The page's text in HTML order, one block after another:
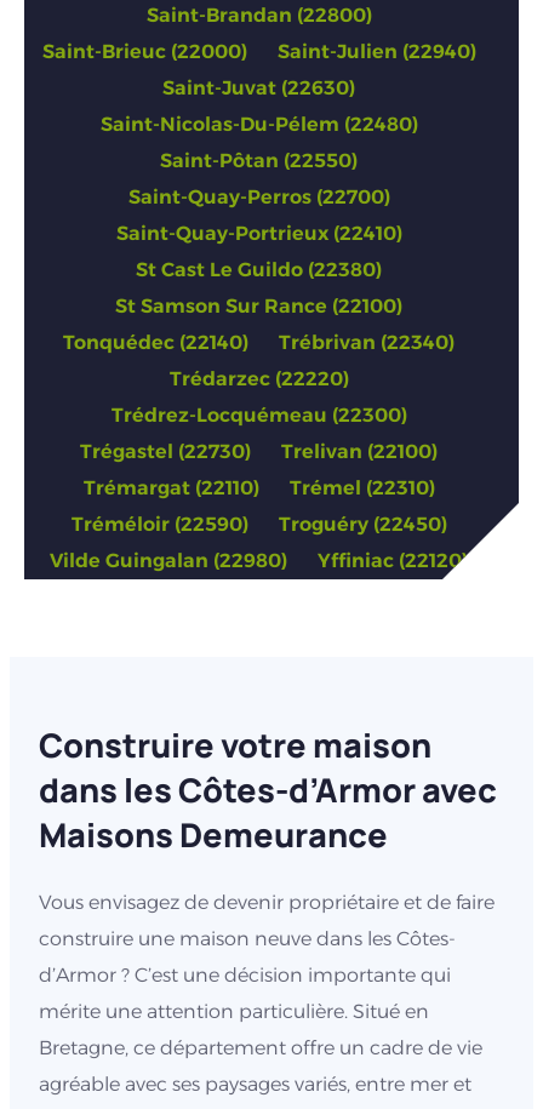
Saint-Brandan (22800)
Saint-Brieuc (22000)
Saint-Julien (22940)
Saint-Juvat (22630)
Saint-Nicolas-Du-Pélem (22480)
Saint-Pôtan (22550)
Saint-Quay-Perros (22700)
Saint-Quay-Portrieux (22410)
St Cast Le Guildo (22380)
St Samson Sur Rance (22100)
Tonquédec (22140)
Trébrivan (22340)
Trédarzec (22220)
Trédrez-Locquémeau (22300)
Trégastel (22730)
Trelivan (22100)
Trémargat (22110)
Trémel (22310)
Tréméloir (22590)
Troguéry (22450)
Vilde Guingalan (22980)
Yffiniac (22120)
Construire votre maison
dans les Côtes-d’Armor avec
Maisons Demeurance
Vous envisagez de devenir propriétaire et de faire
construire une maison neuve dans les Côtes-
d’Armor ? C’est une décision importante qui
mérite une attention particulière. Situé en
Bretagne, ce département offre un cadre de vie
agréable avec ses paysages variés, entre mer et